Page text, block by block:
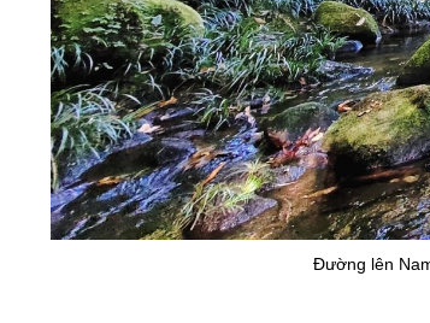
Đường lên